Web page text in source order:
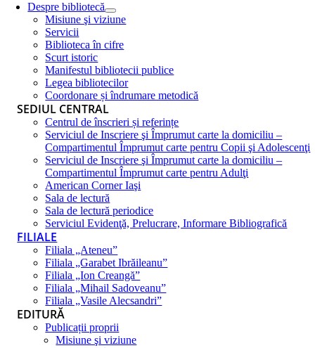
Despre bibliotecă
Misiune şi viziune
Servicii
Biblioteca în cifre
Scurt istoric
Manifestul bibliotecii publice
Legea bibliotecilor
Coordonare și îndrumare metodică
SEDIUL CENTRAL
Centrul de înscrieri și referințe
Serviciul de Inscriere şi Împrumut carte la domiciliu –
Compartimentul Împrumut carte pentru Copii şi Adolescenţi
Serviciul de Inscriere şi Împrumut carte la domiciliu –
Compartimentul Împrumut carte pentru Adulţi
American Corner Iaşi
Sala de lectură
Sala de lectură periodice
Serviciul Evidenţă, Prelucrare, Informare Bibliografică
FILIALE
Filiala „Ateneu”
Filiala „Garabet Ibrăileanu”
Filiala „Ion Creangă”
Filiala „Mihail Sadoveanu”
Filiala „Vasile Alecsandri”
EDITURĂ
Publicații proprii
Misiune şi viziune